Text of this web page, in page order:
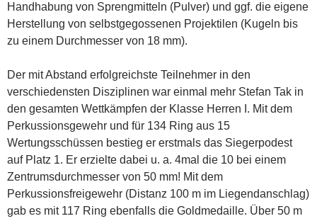
Handhabung von Sprengmitteln (Pulver) und ggf. die eigene
Herstellung von selbstgegossenen Projektilen (Kugeln bis
zu einem Durchmesser von 18 mm).
Der mit Abstand erfolgreichste Teilnehmer in den
verschiedensten Disziplinen war einmal mehr Stefan Tak in
den gesamten Wettkämpfen der Klasse Herren I. Mit dem
Perkussionsgewehr und für 134 Ring aus 15
Wertungsschüssen bestieg er erstmals das Siegerpodest
auf Platz 1. Er erzielte dabei u. a. 4mal die 10 bei einem
Zentrumsdurchmesser von 50 mm! Mit dem
Perkussionsfreigewehr (Distanz 100 m im Liegendanschlag)
gab es mit 117 Ring ebenfalls die Goldmedaille. Über 50 m